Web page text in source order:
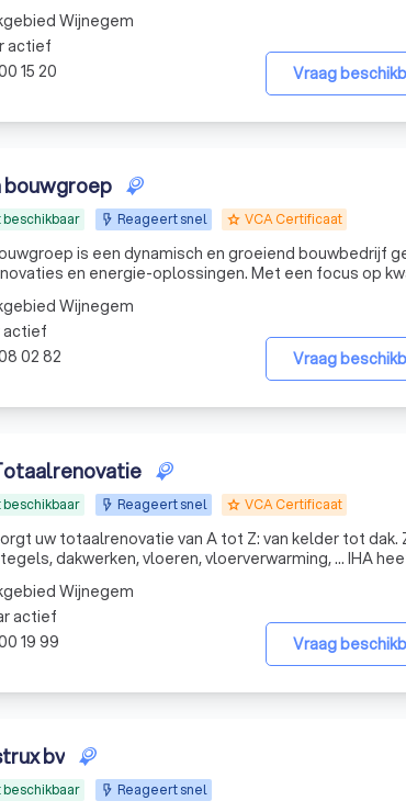
Vraag
Wijnegem
actief
15 20
bouwgroep
beschikbaar Reageert snel grade VCA Certificaat
is een dynamisch en groeiend bouwbedrijf
en energie-oplossingen. Met een focus op
eind
Vraag
Wijnegem
actief
02 82
beschikbaar Reageert snel grade VCA Certificaat
uw totaalrenovatie van A tot Z: van kelder tot
dakwerken, vloeren, vloerverwarming, … IHA
de beste materialen. Ook worden al onze werven
Vraag
Wijnegem
actief
19 99
bv
beschikbaar Reageert snel